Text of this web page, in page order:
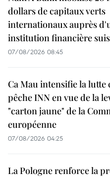
dollars de capitaux verts
internationaux auprès
institution financière
07/08/2026 08:45
Ca Mau intensifie la lutte
pêche INN en vue de la
"carton jaune" de la
européenne
07/08/2026 04:25
La Pologne renforce la